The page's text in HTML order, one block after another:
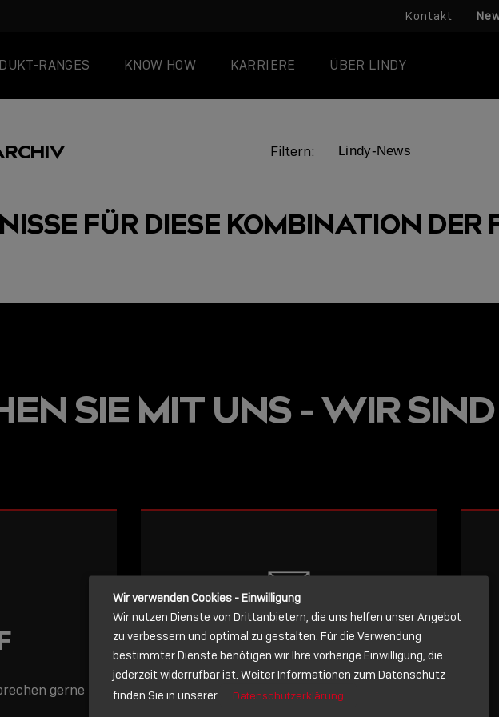
Kontakt
RANGES KNOW HOW KARRIERE ÜBER LINDY
Filtern:
LANGE
AKTIVE
JETZT
VERBINDET!
FÜR DIESE KOMBINATION DER
SIE MIT UNS - WIR
gerne
NACHRICHT
Schreiben Sie lieber? Dann schicken
Wir verwenden Cookies - Einwilligung
Wir nutzen Dienste von Drittanbietern, die uns helfen unser Angebot
zu verbessern und optimal zu gestalten. Für die Verwendung
bestimmter Dienste benötigen wir Ihre vorherige Einwilligung, die
jederzeit widerrufbar ist. Weiter Informationen zum Datenschutz
finden Sie in unserer
Datenschutzerklärung